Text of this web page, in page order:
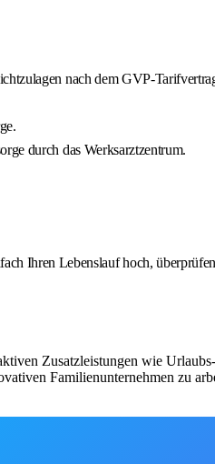
nach dem GVP-
durch das Werksarztzentrum.
Lebenslauf hoch,
Zusatzleistungen wie
Familienunternehmen zu